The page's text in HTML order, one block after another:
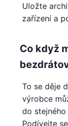
Uložte
zařízení a
Co když
To se děje
výrobce
do
Podívejte